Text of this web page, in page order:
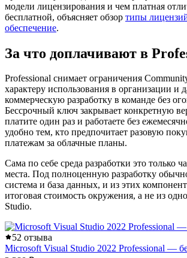
модели лицензирования и чем платная
бесплатной, объясняет обзор типы
обеспечение.
За что доплачивают в
Professional снимает ограничения
характеру использования в организации и
коммерческую разработку в команде без
Бессрочный ключ закрывает конкретную
платите один раз и работаете без
удобно тем, кто предпочитает разовую
платежам за облачные планы.
Сама по себе среда разработки это только
места. Под полноценную разработку
система и база данных, и из этих
итоговая стоимость окружения, а не из
Studio.
52 отзыва
Microsoft Visual Studio 2022 Professional —